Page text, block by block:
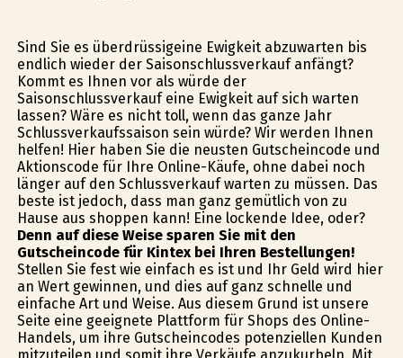
Sind Sie es überdrüssigeine Ewigkeit abzuwarten bis
endlich wieder der Saisonschlussverkauf anfängt?
Kommt es Ihnen vor als würde der
Saisonschlussverkauf eine Ewigkeit auf sich warten
lassen? Wäre es nicht toll, wenn das ganze Jahr
Schlussverkaufssaison sein würde? Wir werden Ihnen
helfen! Hier haben Sie die neusten Gutscheincode und
Aktionscode für Ihre Online-Käufe, ohne dabei noch
länger auf den Schlussverkauf warten zu müssen. Das
beste ist jedoch, dass man ganz gemütlich von zu
Hause aus shoppen kann! Eine lockende Idee, oder?
Denn auf diese Weise sparen Sie mit den
Gutscheincode für Kintex bei Ihren Bestellungen!
Stellen Sie fest wie einfach es ist und Ihr Geld wird hier
an Wert gewinnen, und dies auf ganz schnelle und
einfache Art und Weise. Aus diesem Grund ist unsere
Seite eine geeignete Plattform für Shops des Online-
Handels, um ihre Gutscheincodes potenziellen Kunden
mitzuteilen und somit ihre Verkäufe anzukurbeln. Mit